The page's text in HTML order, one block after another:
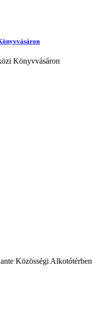
Könyvvásáron
Közösségi Alkotótérben